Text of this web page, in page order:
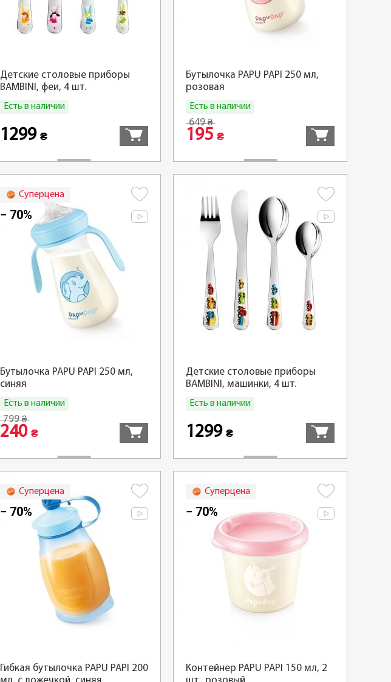
Детские столовые приборы
BAMBINI, феи, 4 шт.
Есть в наличии
1299 ₴
Бутылочка PAPU PAPI 250 мл,
розовая
Есть в наличии
649₴
195₴
Суперцена
− 70%
Бутылочка PAPU PAPI 250 мл,
синяя
Есть в наличии
799₴
240 ₴
Детские столовые приборы
BAMBINI, машинки, 4 шт.
Есть в наличии
1299₴
Суперцена
− 70%
Гибкая бутылочка PAPU PAPI 200
Суперцена
− 70%
Контейнер PAPU PAPI 150 мл, 2